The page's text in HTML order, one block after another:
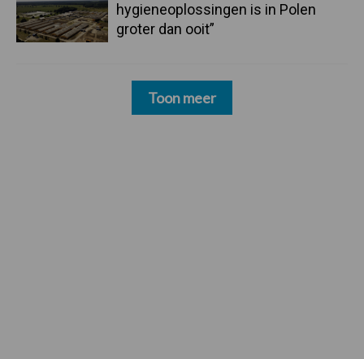
hygieneoplossingen is in Polen
groter dan ooit”
Toon meer